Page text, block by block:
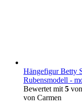
Hängefigur Betty
Rubensmodell -
Bewertet mit5
von Carmen